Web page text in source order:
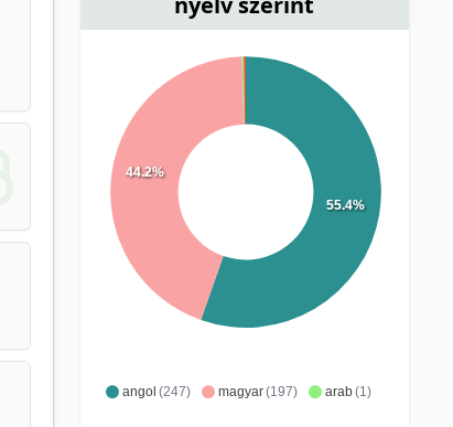
angol (247) magyar(197) arab(1)
55.4%
44.2%